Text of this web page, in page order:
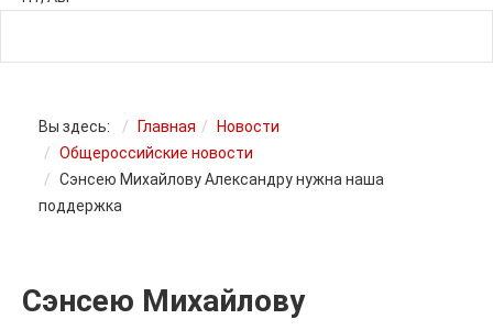
Вы здесь: Главная
Новости
Общероссийские новости
Сэнсею Михайлову Александру нужна наша
поддержка
Сэнсею Михайлову